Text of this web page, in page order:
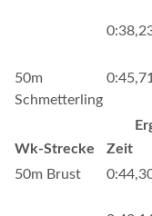
50m
Schmetterling
0:45,71
Wk-Strecke
Zeit
50m Brust